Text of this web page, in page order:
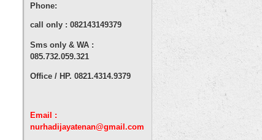
Phone:
call only : 082143149379
Sms only & WA :
085.732.059.321
Office / HP. 0821.4314.9379
Email :
nurhadijayatenan@gmail.com